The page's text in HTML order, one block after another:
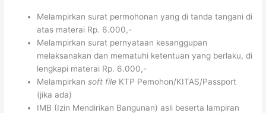
Melampirkan surat permohonan yang di tanda tangani di
atas materai Rp. 6.000,-
Melampirkan surat pernyataan kesanggupan
melaksanakan dan mematuhi ketentuan yang berlaku, di
lengkapi materai Rp. 6.000,-
Melampirkansoft file KTP Pemohon/KITAS/Passport
(jika ada)
IMB (Izin Mendirikan Bangunan) asli beserta lampiran